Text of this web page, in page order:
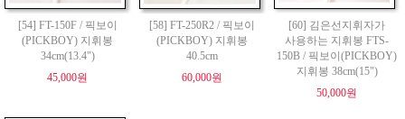
[54] FT-150F / 픽보이
(PICKBOY) 지휘봉
34cm(13.4")
45,000원
[58] FT-250R2 / 픽보이
(PICKBOY) 지휘봉
40.5cm
60,000원
[60] 김은선지휘자가
사용하는 지휘봉 FTS-
150B / 픽보이(PICKBOY)
지휘봉 38cm(15")
50,000원